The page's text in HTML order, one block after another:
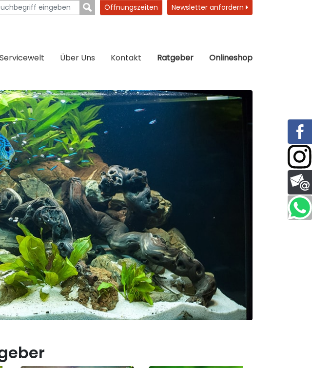
Öffnungszeiten Newsletter anfordern
Servicewelt Über Uns Kontakt Ratgeber Onlineshop